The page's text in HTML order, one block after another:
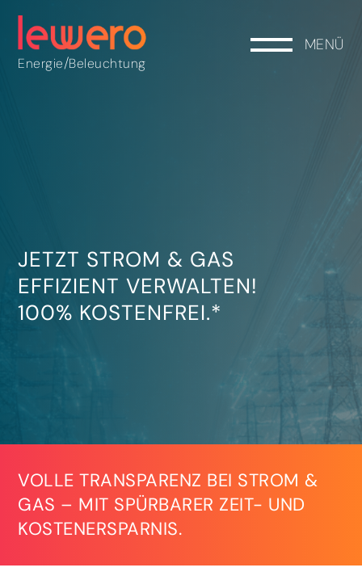
Energie/Beleuchtung
MENÜ
JETZT STROM & GAS
EFFIZIENT VERWALTEN!
100% KOSTENFREI.*
VOLLE TRANSPARENZ BEI STROM &
GAS – MIT SPÜRBARER ZEIT- UND
KOSTENERSPARNIS.